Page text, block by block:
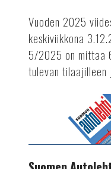
Vuoden 2025
keskiviikkona
5/2025 on mittaa
tulevan tilaajilleen
ilmestyy